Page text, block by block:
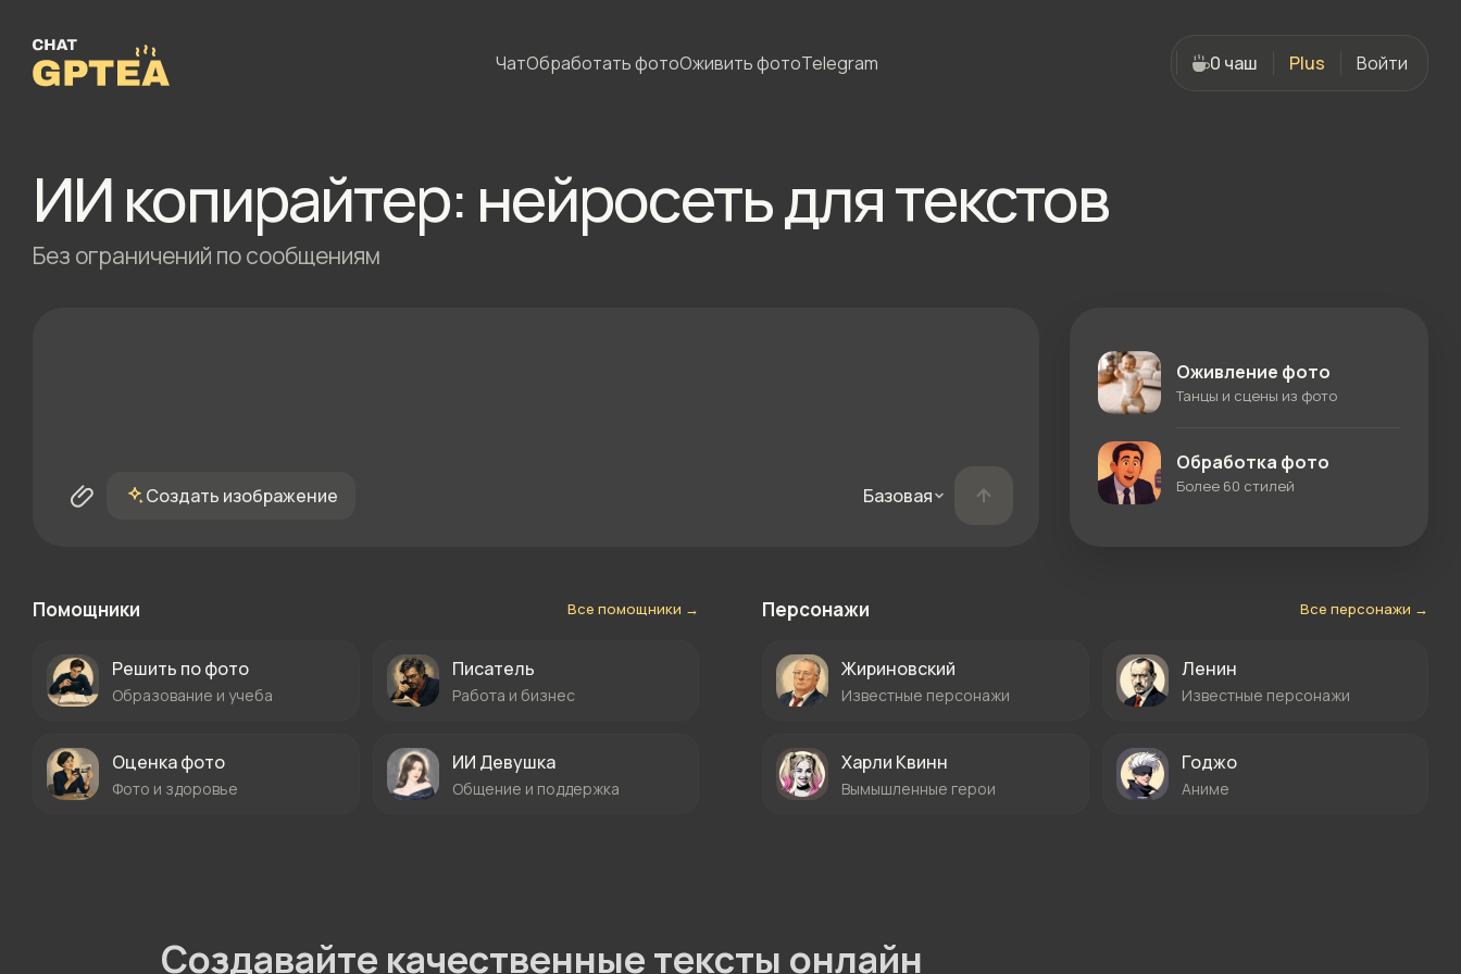
ЧатОбработать фотоОживить фотоTelegram 0 чаш Plus Войти
ИИ копирайтер: нейросеть для текстов
Без ограничений по сообщениям
Создать изображение Базовая
Оживление фото
Танцы и сцены из фото
Обработка фото
Более 60 стилей
Помощники Все помощники →
Решить по фото
Образование и учеба
Писатель
Работа и бизнес
Оценка фото
Фото и здоровье
ИИ Девушка
Общение и поддержка
Персонажи Все персонажи →
Жириновский
Известные персонажи
Ленин
Известные персонажи
Харли Квинн
Вымышленные герои
Годжо
Аниме
Создавайте качественные тексты онлайн